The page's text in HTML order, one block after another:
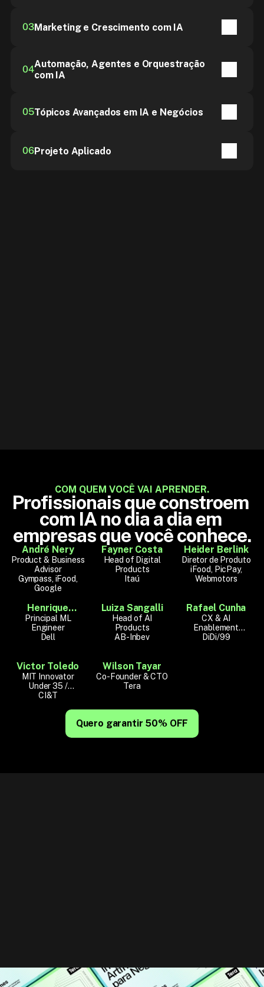
03Marketing e Crescimento com IA
04Automação, Agentes e Orquestração
com IA
05Tópicos Avançados em IA e Negócios
06Projeto Aplicado
COM QUEM VOCÊ VAI APRENDER.
Profissionais que constroem
com IA no dia a dia em
empresas que você conhece.
André Nery
Product & Business
Advisor
Gympass, iFood,
Google
Fayner Costa
Head of Digital
Products
Itaú
Heider Berlink
Diretor de Produto
iFood, PicPay,
Webmotors
Henrique
Santana
Principal ML
Engineer
Dell
Luiza Sangalli
Head of AI
Products
AB-Inbev
Rafael Cunha
CX & AI
Enablement
Manager
DiDi/99
Victor Toledo
MIT Innovator
Under 35 /
Communication
CI&T
Wilson Tayar
Co-Founder & CTO
Tera
Quero garantir 50% OFF